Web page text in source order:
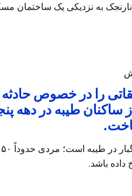
نارنجک به نزدیکی یک ساختمان
را در خصوص حادثه
ساکنان طیبه در دهه
داده باشد.